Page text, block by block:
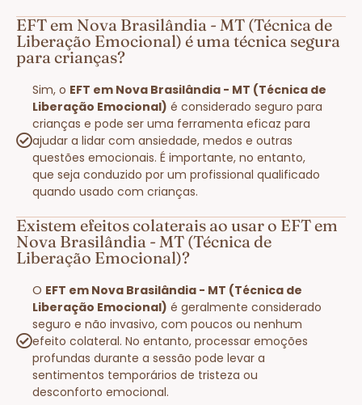
EFT em Nova Brasilândia - MT (Técnica de
Liberação Emocional) é uma técnica segura
para crianças?
Sim, o EFT em Nova Brasilândia - MT (Técnica de
Liberação Emocional) é considerado seguro para
crianças e pode ser uma ferramenta eficaz para
ajudar a lidar com ansiedade, medos e outras
questões emocionais. É importante, no entanto,
que seja conduzido por um profissional qualificado
quando usado com crianças.
Existem efeitos colaterais ao usar o EFT em
Nova Brasilândia - MT (Técnica de
Liberação Emocional)?
O EFT em Nova Brasilândia - MT (Técnica de
Liberação Emocional) é geralmente considerado
seguro e não invasivo, com poucos ou nenhum
efeito colateral. No entanto, processar emoções
profundas durante a sessão pode levar a
sentimentos temporários de tristeza ou
desconforto emocional.